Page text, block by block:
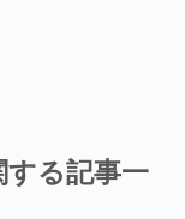
なトピック・タイト
ビューや識者による
きる決定版！
る記事一